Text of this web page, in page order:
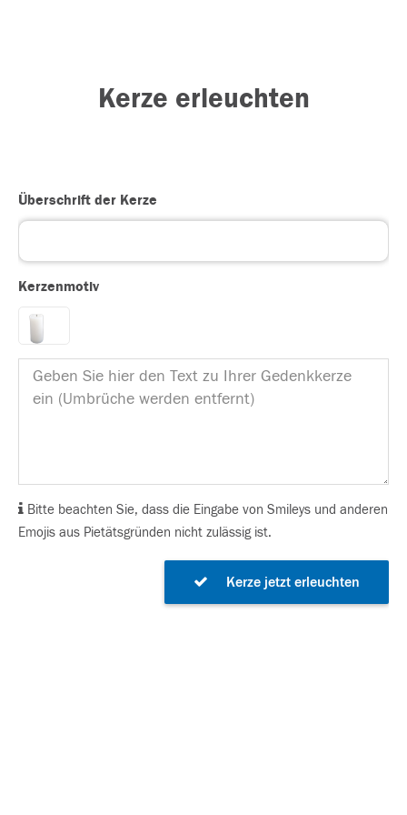
Kerze erleuchten
Überschrift der Kerze
Kerzenmotiv
Bitte beachten Sie, dass die Eingabe von Smileys und anderen
Emojis aus Pietätsgründen nicht zulässig ist.
Kerze jetzt erleuchten